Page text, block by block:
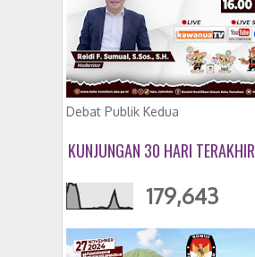
Debat Publik Kedua
KUNJUNGAN 30 HARI TERAKHIR
179,643